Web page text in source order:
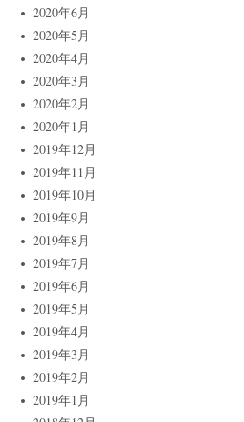
2020年6月
2020年5月
2020年4月
2020年3月
2020年2月
2020年1月
2019年12月
2019年11月
2019年10月
2019年9月
2019年8月
2019年7月
2019年6月
2019年5月
2019年4月
2019年3月
2019年2月
2019年1月